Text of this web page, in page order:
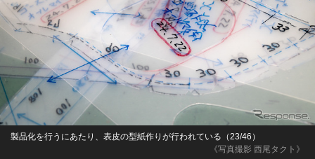
《写真撮影 西尾タクト》
製品化を行うにあたり、表皮の型紙作りが行われている（23/46）